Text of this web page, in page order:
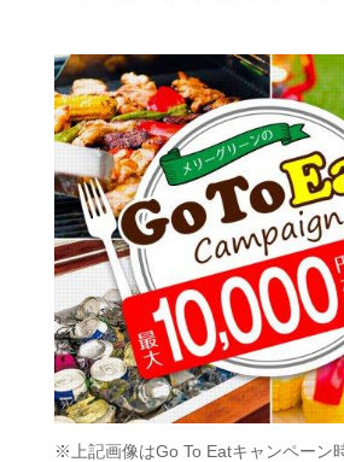
※上記画像はGo To Eatキャンペーン